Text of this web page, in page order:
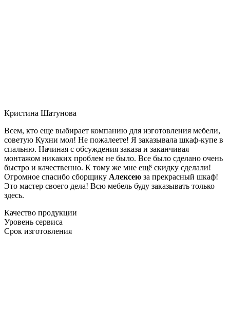
Кристина Шатунова
Всем, кто еще выбирает компанию для изготовления мебели,
советую Кухни мол! Не пожалеете! Я заказывала шкаф-купе в
спальню. Начиная с обсуждения заказа и заканчивая
монтажом никаких проблем не было. Все было сделано очень
быстро и качественно. К тому же мне ещё скидку сделали!
Огромное спасибо сборщику Алексею за прекрасный шкаф!
Это мастер своего дела! Всю мебель буду заказывать только
здесь.
Качество продукции
Уровень сервиса
Срок изготовления